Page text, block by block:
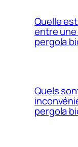
Quelle
entre
pergola
Quels
pergola